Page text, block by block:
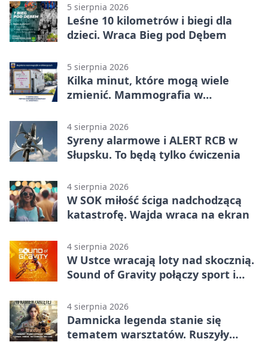
5 sierpnia 2026
Leśne 10 kilometrów i biegi dla
dzieci. Wraca Bieg pod Dębem
5 sierpnia 2026
Kilka minut, które mogą wiele
zmienić. Mammografia w
4 sierpnia 2026
Syreny alarmowe i ALERT RCB w
Słupsku. To będą tylko ćwiczenia
4 sierpnia 2026
W SOK miłość ściga nadchodzącą
katastrofę. Wajda wraca na ekran
4 sierpnia 2026
W Ustce wracają loty nad skocznią.
Sound of Gravity połączy sport i
4 sierpnia 2026
Damnicka legenda stanie się
tematem warsztatów. Ruszyły